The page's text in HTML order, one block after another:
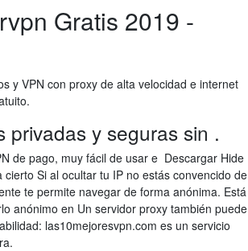
Gratis 2019 -
y VPN con proxy de alta velocidad e internet
privadas y seguras sin .
de pago, muy fácil de usar e Descargar Hide
Si al ocultar tu IP no estás convencido de
te permite navegar de forma anónima. Está
anónimo en Un servidor proxy también puede
las10mejoresvpn.com es un servicio